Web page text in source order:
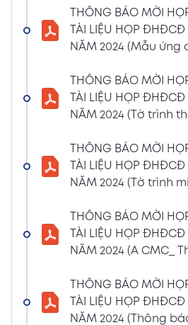
LIỆU HỌP ĐHĐCĐ
(Phiếu Bầu bổ sung thành
02/04/2024
THÔNG BÁO MỜI HỌP
LIỆU HỌP ĐHĐCĐ
(Dự thảo biên bản họp
6:07 PM
THÔNG BÁO MỜI HỌP
LIỆU HỌP ĐHĐCĐ
01/04/2024
4:00 PM
CBTT về việc nhận được
Thùy Giang và bà
04/03/2024
11:29 AM
THÔNG BÁO MỜI
TÀI LIỆU HỌP
NĂM 2024 (Mẫu ứng
THÔNG BÁO MỜI
TÀI LIỆU HỌP
NĂM 2024 (Tờ trình
BKS)
THÔNG BÁO MỜI
TÀI LIỆU HỌP
NĂM 2024 (Tờ trình
THÔNG BÁO MỜI
TÀI LIỆU HỌP
NĂM 2024 (A CMC_
THÔNG BÁO MỜI
TÀI LIỆU HỌP
NĂM 2024 (Thông